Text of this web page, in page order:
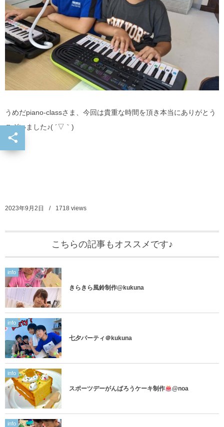
うめだpiano-classさま、今回は貴重な時間を頂き本当にありがとう
ございました♪( ´▽｀)
2023年9月2日 1718 views
こちらの記事もオススメです♪
info
きらきら風鈴制作@kukuna
info
七夕パーティ＠kukuna
info
スポーツデーがんばろうケーキ制作 @noa
info